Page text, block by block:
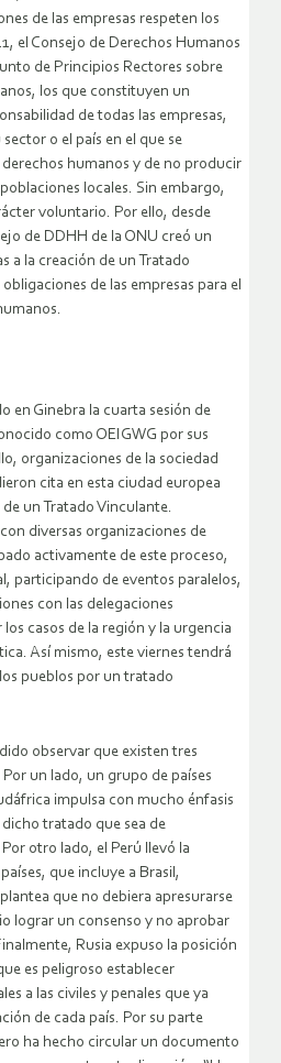
de las empresas respeten los
el Consejo de Derechos Humanos
de Principios Rectores sobre
los que constituyen un
de todas las empresas,
o el país en el que se
humanos y de no producir
locales. Sin embargo,
voluntario. Por ello, desde
de DDHH de la ONU creó un
a la creación de un Tratado
de las empresas para el
en Ginebra la cuarta sesión de
como OEIGWG por sus
organizaciones de la sociedad
cita en esta ciudad europea
un Tratado Vinculante.
diversas organizaciones de
activamente de este proceso,
participando de eventos paralelos,
con las delegaciones
casos de la región y la urgencia
Así mismo, este viernes tendrá
pueblos por un tratado
observar que existen tres
un lado, un grupo de países
impulsa con mucho énfasis
tratado que sea de
otro lado, el Perú llevó la
que incluye a Brasil,
que no debiera apresurarse
lograr un consenso y no aprobar
Rusia expuso la posición
es peligroso establecer
a las civiles y penales que ya
de cada país. Por su parte
ha hecho circular un documento